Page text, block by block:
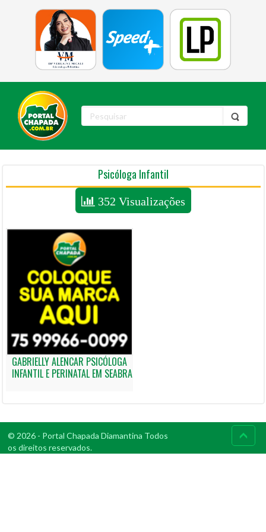
Psicóloga Infantil
352 Visualizações
GABRIELLY ALENCAR PSICÓLOGA
INFANTIL E PERINATAL EM SEABRA
© 2026 - Portal Chapada Diamantina Todos
os direitos reservados.